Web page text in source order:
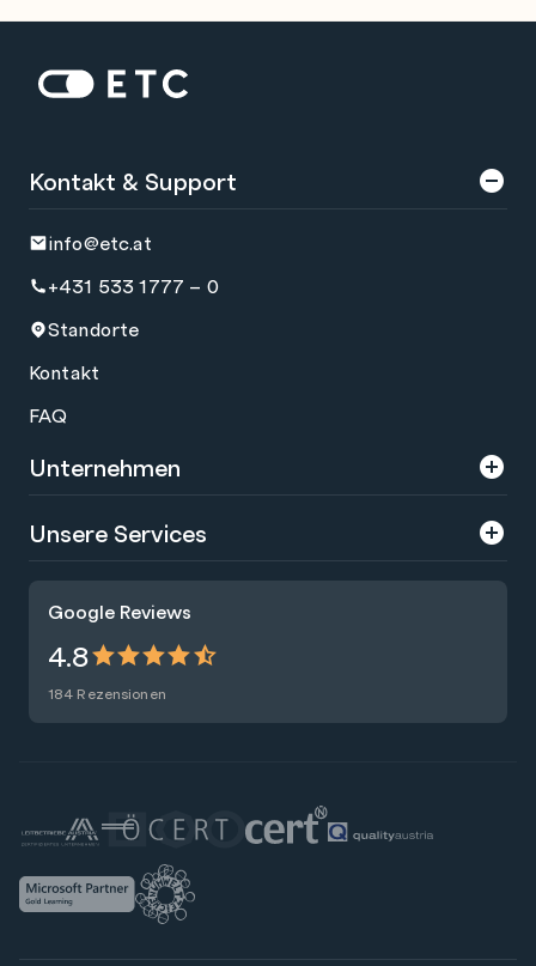
Startseite: ETC
Google Reviews
4.8
184 Rezensionen
Kontakt & Support
info@etc.at
+431 533 1777 – 0
Standorte
Kontakt
FAQ
Unternehmen
Über uns
Presse
Nachhaltigkeit
Blog
Unsere Services
Raummiete